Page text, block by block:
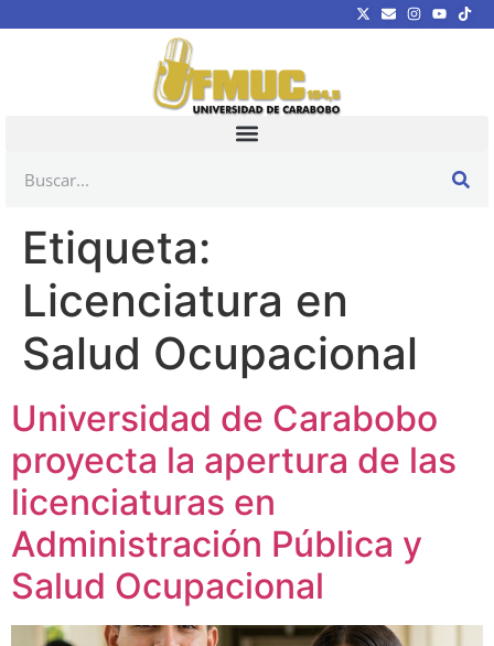
Etiqueta:
Licenciatura en
Salud Ocupacional
Universidad de Carabobo
proyecta la apertura de las
licenciaturas en
Administración Pública y
Salud Ocupacional